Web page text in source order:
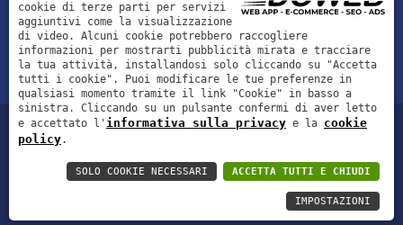
info@mionionoranzefunebri.it
Scrivici
Informativa sulla privacy |Cookie policy
Realizzazioni siti web a Verona
cookie di terze parti per servizi
aggiuntivi come la visualizzazione
di video. Alcuni cookie potrebbero raccogliere
informazioni per mostrarti pubblicità mirata e tracciare
la tua attività, installandosi solo cliccando su "Accetta
tutti i cookie". Puoi modificare le tue preferenze in
qualsiasi momento tramite il link "Cookie" in basso a
sinistra. Cliccando su un pulsante confermi di aver letto
e accettato l' informativa sulla privacy e la cookie
policy.
ACCETTA TUTTI E CHIUDI
SOLO COOKIE NECESSARI
IMPOSTAZIONI